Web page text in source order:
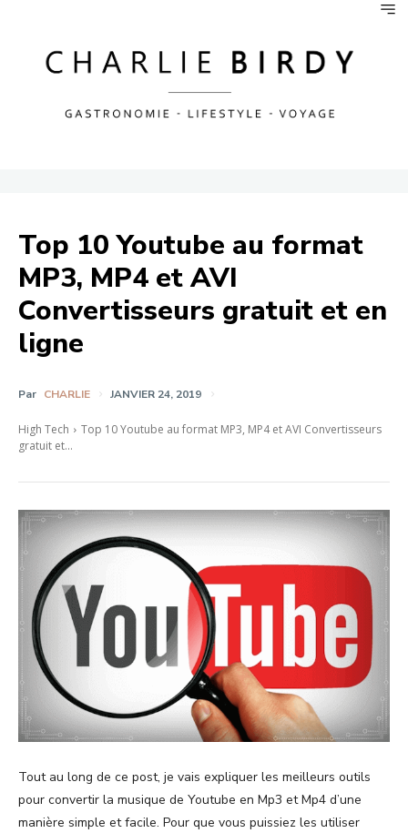
Top 10 Youtube au format
MP3, MP4 et AVI
Convertisseurs gratuit et en
ligne
Par CHARLIE JANVIER 24, 2019
High Tech
Top 10 Youtube au format MP3, MP4 et AVI Convertisseurs
gratuit et...
Tout au long de ce post, je vais expliquer les meilleurs outils
pour convertir la musique de Youtube en Mp3 et Mp4 d’une
manière simple et facile. Pour que vous puissiez les utiliser